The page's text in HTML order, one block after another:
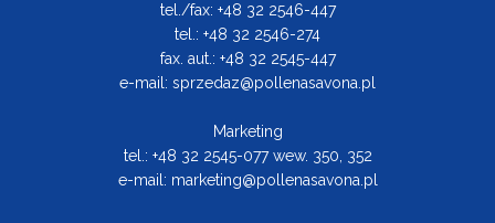
tel./fax: +48 32 2546-447
tel.: +48 32 2546-274
fax. aut.: +48 32 2545-447
e-mail: sprzedaz@pollenasavona.pl
Marketing
tel.: +48 32 2545-077 wew. 350, 352
e-mail: marketing@pollenasavona.pl